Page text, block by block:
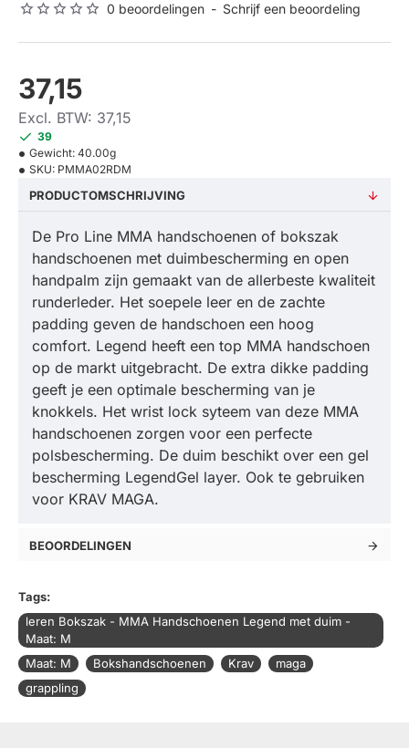
0 beoordelingen - Schrijf een beoordeling
37,15
Excl. BTW: 37,15
39
Gewicht: 40.00g
SKU: PMMA02RDM
PRODUCTOMSCHRIJVING
De Pro Line MMA handschoenen of bokszak
handschoenen met duimbescherming en open
handpalm zijn gemaakt van de allerbeste kwaliteit
runderleder. Het soepele leer en de zachte
padding geven de handschoen een hoog
comfort. Legend heeft een top MMA handschoen
op de markt uitgebracht. De extra dikke padding
geeft je een optimale bescherming van je
knokkels. Het wrist lock syteem van deze MMA
handschoenen zorgen voor een perfecte
polsbescherming. De duim beschikt over een gel
bescherming LegendGel layer. Ook te gebruiken
voor KRAV MAGA.
BEOORDELINGEN
Tags:
leren Bokszak - MMA Handschoenen Legend met duim -
Maat: M
Maat: M
Bokshandschoenen Krav
maga
grappling